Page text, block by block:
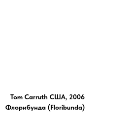
Tom Carruth США, 2006
Флорибунда (Floribunda)